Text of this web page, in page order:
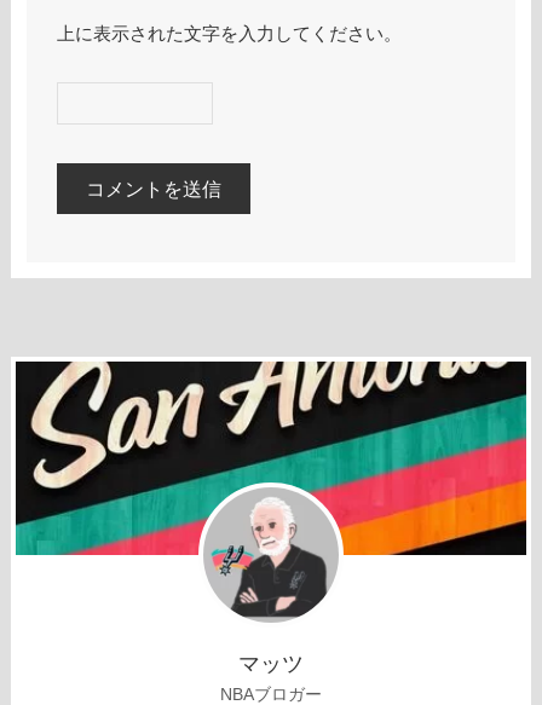
上に表示された文字を入力してください。
マッツ
NBAブロガー